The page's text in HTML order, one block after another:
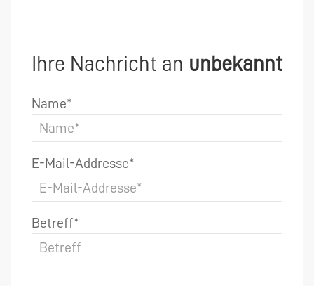
Ihre Nachricht an unbekannt
Name*
E-Mail-Addresse*
Betreff*